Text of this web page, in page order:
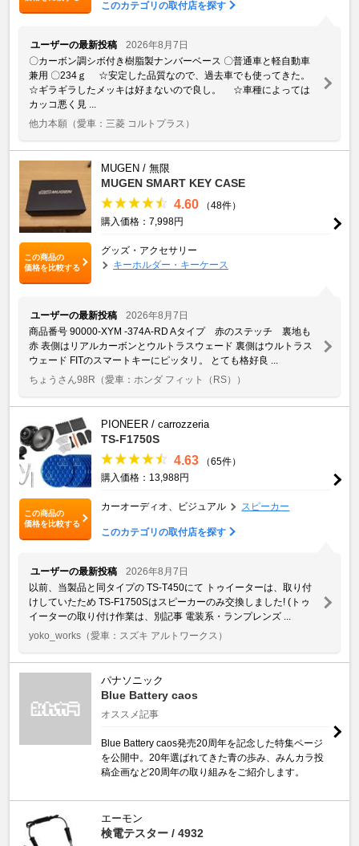
このカテゴリの取付店を探す
ユーザーの最新投稿
2026年8月7日
〇カーボン調シボ付き樹脂製ナンバーベース 〇普通車と軽自動車
兼用 〇234ｇ ☆安定した品質なので、過去車でも使ってきた。
☆ギラギラしたメッキは好まないので良し。 ☆車種によっては
カッコ悪く見 ...
他力本願 （愛車：三菱 コルトプラス）
この商品の
価格を比較する
MUGEN / 無限
MUGEN SMART KEY CASE
4.60
（48件）
購入価格：7,998円
グッズ・アクセサリー
キーホルダー・キーケース
ユーザーの最新投稿
2026年8月7日
商品番号 90000-XYM -374A-RD Aタイプ 赤のステッチ 裏地も
赤 表側はリアルカーボンとウルトラスウェード 裏側はウルトラス
ウェード FITのスマートキーにピッタリ。 とても格好良 ...
ちょうさん98R （愛車：ホンダ フィット（RS））
この商品の
価格を比較する
PIONEER / carrozzeria
TS-F1750S
4.63
（65件）
購入価格：13,988円
カーオーディオ、ビジュアル スピーカー
このカテゴリの取付店を探す
ユーザーの最新投稿
2026年8月7日
以前、当製品と同タイプの TS-T450にて トゥイーターは、取り付
けしていたため TS-F1750Sはスピーカーのみ交換しました! (トゥ
イーターの取り付け作業は、別記事 電装系・ランプレンズ ...
yoko_works （愛車：スズキ アルトワークス）
パナソニック
Blue Battery caos
オススメ記事
Blue Battery caos発売20周年を記念した特集ページ
を公開中。20年選ばれてきた青の歩み、みんカラ投
稿企画など20周年の取り組みをご紹介します。
エーモン
検電テスター / 4932